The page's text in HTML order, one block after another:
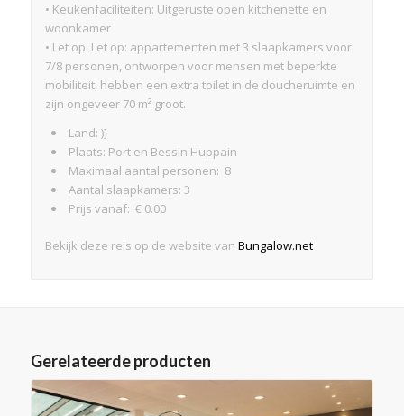
• Keukenfaciliteiten: Uitgeruste open kitchenette en
woonkamer
• Let op: Let op: appartementen met 3 slaapkamers voor
7/8 personen, ontworpen voor mensen met beperkte
mobiliteit, hebben een extra toilet in de doucheruimte en
zijn ongeveer 70 m² groot.
Land: )}
Plaats: Port en Bessin Huppain
Maximaal aantal personen: 8
Aantal slaapkamers: 3
Prijs vanaf: € 0.00
Bekijk deze reis op de website van Bungalow.net
Gerelateerde producten